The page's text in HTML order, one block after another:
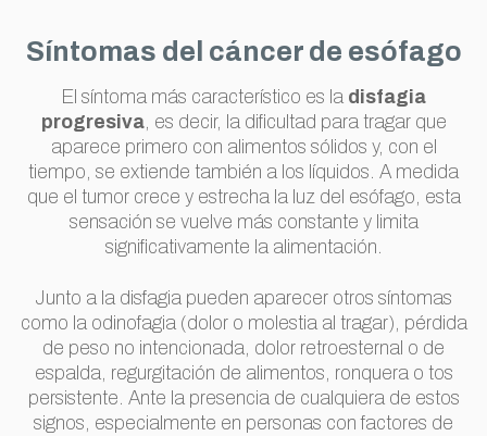
Síntomas del cáncer de esófago
El síntoma más característico es la disfagia
progresiva, es decir, la dificultad para tragar que
aparece primero con alimentos sólidos y, con el
tiempo, se extiende también a los líquidos. A medida
que el tumor crece y estrecha la luz del esófago, esta
sensación se vuelve más constante y limita
significativamente la alimentación.
Junto a la disfagia pueden aparecer otros síntomas
como la odinofagia (dolor o molestia al tragar), pérdida
de peso no intencionada, dolor retroesternal o de
espalda, regurgitación de alimentos, ronquera o tos
persistente. Ante la presencia de cualquiera de estos
signos, especialmente en personas con factores de